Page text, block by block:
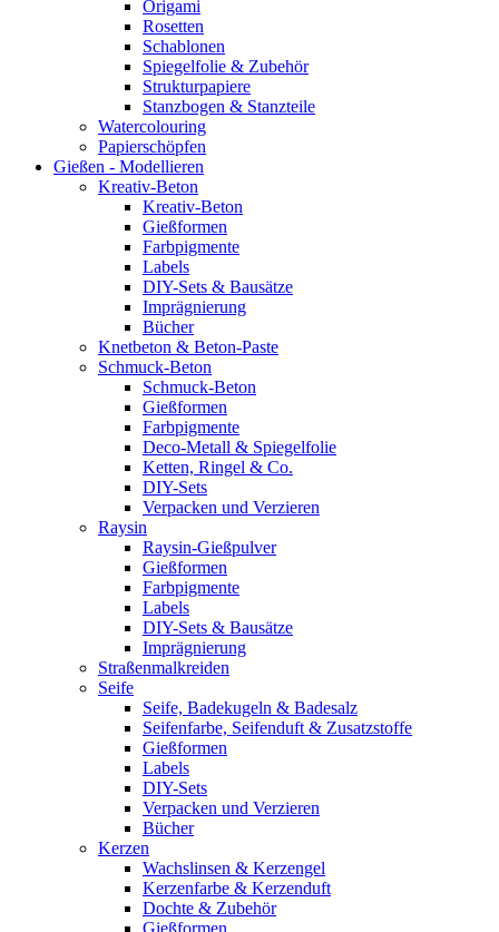
Origami
Rosetten
Schablonen
Spiegelfolie & Zubehör
Strukturpapiere
Stanzbogen & Stanzteile
Watercolouring
Papierschöpfen
Gießen - Modellieren
Kreativ-Beton
Kreativ-Beton
Gießformen
Farbpigmente
Labels
DIY-Sets & Bausätze
Imprägnierung
Bücher
Knetbeton & Beton-Paste
Schmuck-Beton
Schmuck-Beton
Gießformen
Farbpigmente
Deco-Metall & Spiegelfolie
Ketten, Ringel & Co.
DIY-Sets
Verpacken und Verzieren
Raysin
Raysin-Gießpulver
Gießformen
Farbpigmente
Labels
DIY-Sets & Bausätze
Imprägnierung
Straßenmalkreiden
Seife
Seife, Badekugeln & Badesalz
Seifenfarbe, Seifenduft & Zusatzstoffe
Gießformen
Labels
DIY-Sets
Verpacken und Verzieren
Bücher
Kerzen
Wachslinsen & Kerzengel
Kerzenfarbe & Kerzenduft
Dochte & Zubehör
Gießformen